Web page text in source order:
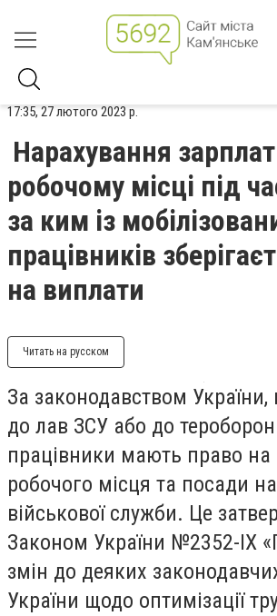
17:35, 27 лютого 2023 р.
Нарахування
робочому місці під
за ким із
працівників
на виплати
Читать на русском
За законодавством України,
до лав ЗСУ або до
працівники мають право на
робочого місця та посади
військової служби. Це
Законом України №2352-IX
змін до деяких
України щодо оптимізації